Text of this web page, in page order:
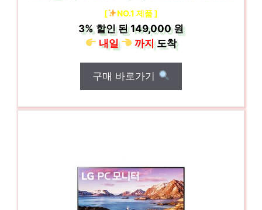
[ NO.1 제품 ]
3% 할인 된149,000 원
내일
까지도착
구매 바로가기